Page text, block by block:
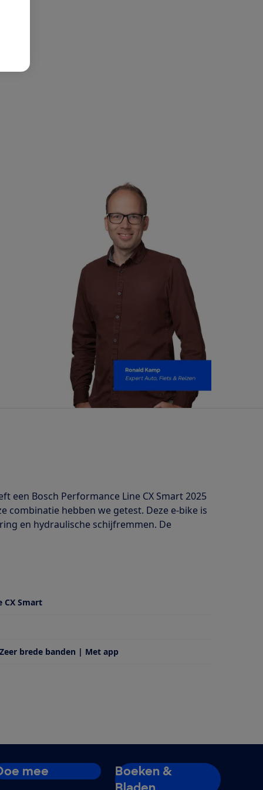
een Bosch Performance Line CX Smart 2025
combinatie hebben we getest. Deze e-bike is
en hydraulische schijfremmen. De
CX Smart
brede banden | Met app
mee
Boeken &